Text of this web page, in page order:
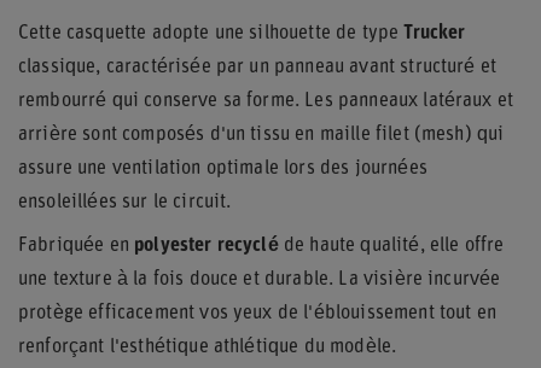
Cette casquette adopte une silhouette de type
Trucker
classique, caractérisée par un panneau avant structuré et
rembourré qui conserve sa forme. Les panneaux latéraux et
arrière sont composés d'un tissu en maille filet (mesh) qui
assure une ventilation optimale lors des journées
ensoleillées sur le circuit.
Fabriquée en polyester recycléde haute qualité, elle offre
une texture à la fois douce et durable. La visière incurvée
protège efficacement vos yeux de l'éblouissement tout en
renforçant l'esthétique athlétique du modèle.